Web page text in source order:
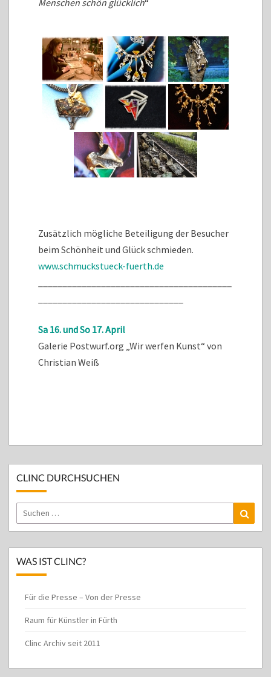
Menschen schön glücklich“
Zusätzlich mögliche Beteiligung der Besucher
beim Schönheit und Glück schmieden.
www.schmuckstueck-fuerth.de
Sa 16. und So 17. April
Galerie Postwurf.org „Wir werfen Kunst“ von
Christian Weiß
CLINC DURCHSUCHEN
Suchen
nach:
WAS IST CLINC?
Für die Presse – Von der Presse
Raum für Künstler in Fürth
Clinc Archiv seit 2011